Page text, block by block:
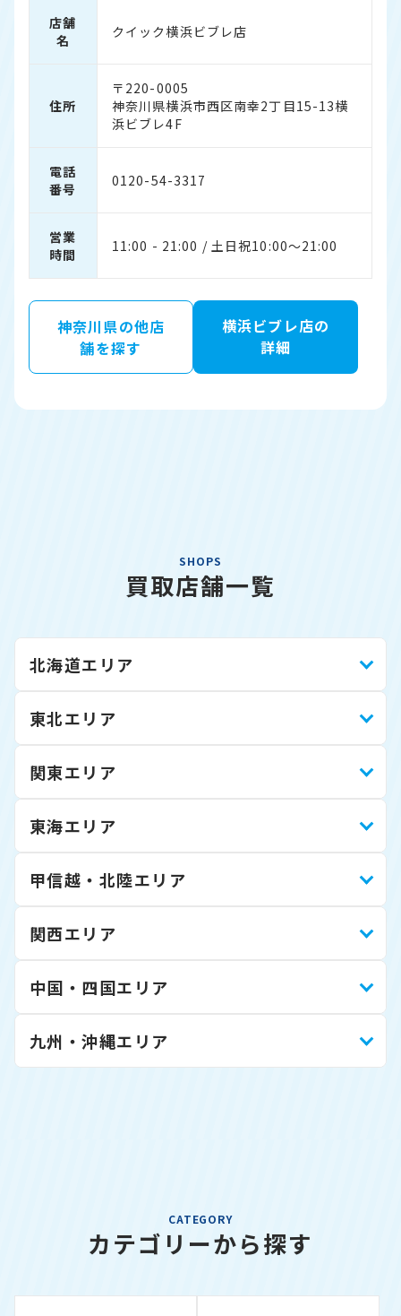
店舗
名
クイック横浜ビブレ店
住所
〒220-0005
神奈川県横浜市西区南幸2丁目15-13横
浜ビブレ4F
電話
番号
0120-54-3317
営業
時間
11:00 - 21:00 / 土日祝10:00〜21:00
神奈川県の他店
舗を探す
横浜ビブレ店の
詳細
SHOPS
買取店舗一覧
北海道エリア
東北エリア
関東エリア
東海エリア
甲信越・北陸エリア
関西エリア
中国・四国エリア
九州・沖縄エリア
CATEGORY
カテゴリーから探す